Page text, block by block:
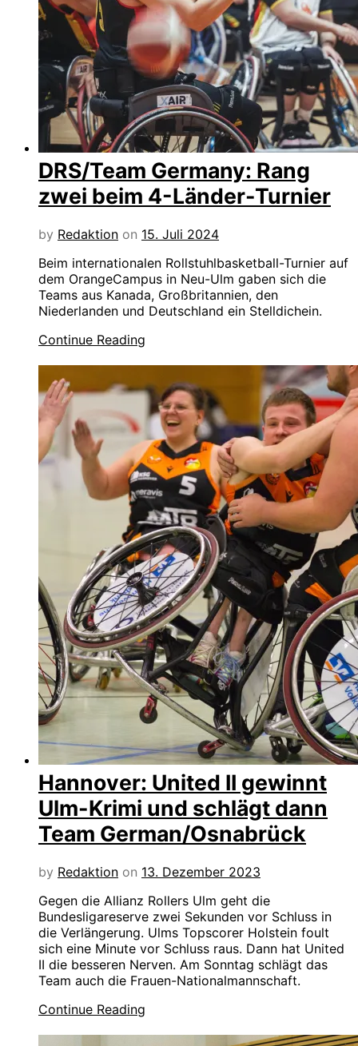
DRS/Team Germany: Rang
zwei beim 4-Länder-Turnier
by Redaktion on 15. Juli 2024
Beim internationalen Rollstuhlbasketball-Turnier auf
dem OrangeCampus in Neu-Ulm gaben sich die
Teams aus Kanada, Großbritannien, den
Niederlanden und Deutschland ein Stelldichein.
Continue Reading
Hannover: United II gewinnt
Ulm-Krimi und schlägt dann
Team German/Osnabrück
by Redaktion on 13. Dezember 2023
Gegen die Allianz Rollers Ulm geht die
Bundesligareserve zwei Sekunden vor Schluss in
die Verlängerung. Ulms Topscorer Holstein foult
sich eine Minute vor Schluss raus. Dann hat United
II die besseren Nerven. Am Sonntag schlägt das
Team auch die Frauen-Nationalmannschaft.
Continue Reading